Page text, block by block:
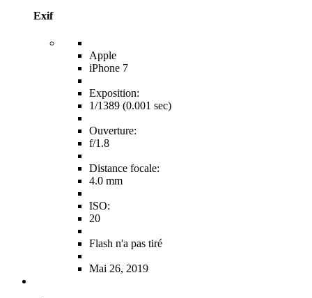
Exif
Apple
iPhone 7
Exposition:
1/1389 (0.001 sec)
Ouverture:
f/1.8
Distance focale:
4.0 mm
ISO:
20
Flash n'a pas tiré
Mai 26, 2019